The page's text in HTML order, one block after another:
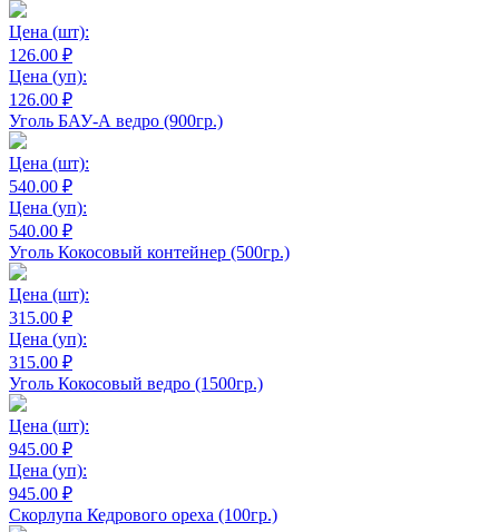
Цена (шт):
126.00 ₽
Цена (уп):
126.00 ₽
Уголь БАУ-А ведро (900гр.)
Цена (шт):
540.00 ₽
Цена (уп):
540.00 ₽
Уголь Кокосовый контейнер (500гр.)
Цена (шт):
315.00 ₽
Цена (уп):
315.00 ₽
Уголь Кокосовый ведро (1500гр.)
Цена (шт):
945.00 ₽
Цена (уп):
945.00 ₽
Скорлупа Кедрового ореха (100гр.)